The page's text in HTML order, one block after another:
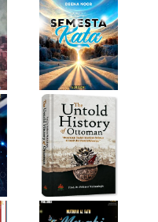
Haifa Eimaan
The Untold
History of
Ottoman
Sartinah
Rempaka
Literasiku